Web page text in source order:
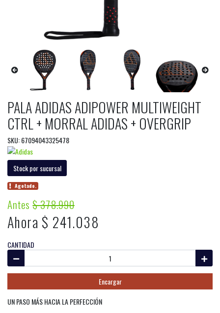
PALA ADIDAS ADIPOWER MULTIWEIGHT
CTRL + MORRAL ADIDAS + OVERGRIP
SKU: 67094043325478
Stock por sucursal
Agotado.
Antes$ 378.990
Ahora $ 241.038
CANTIDAD
Encargar
UN PASO MÁS HACIA LA PERFECCIÓN